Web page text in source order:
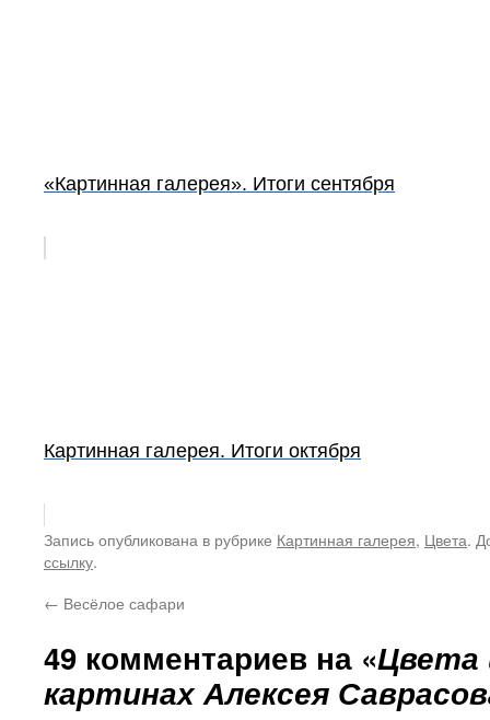
«Картинная галерея». Итоги сентября
Картинная галерея. Итоги октября
Запись опубликована в рубрике Картинная галерея, Цвета.
ссылку.
← Весёлое сафари
49 комментариев на «Цвета
картинах Алексея